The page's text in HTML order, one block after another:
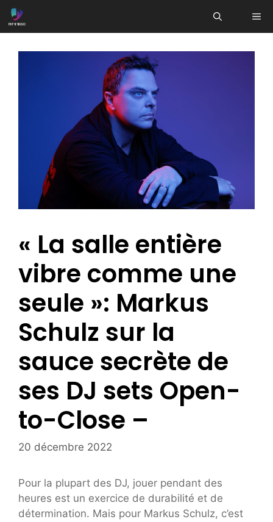
Aller
au
« La salle entière
vibre comme une
seule »: Markus
Schulz sur la
sauce secrète de
ses DJ sets Open-
to-Close –
20 décembre 2022
Pour la plupart des DJ, jouer pendant des
heures est un exercice de durabilité et de
détermination. Mais pour Markus Schulz, c’est